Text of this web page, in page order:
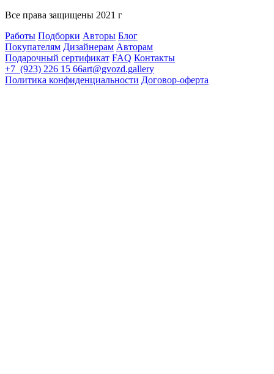
Все права защищены 2021 г
Работы Подборки Авторы Блог
Покупателям Дизайнерам Авторам
Подарочный сертификат FAQ Контакты
+7 (923) 226 15 66art@gvozd.gallery
Политика конфиденциальности Договор-оферта